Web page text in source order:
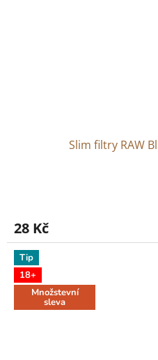
Slim filtry RAW
28 Kč
Tip
18+
Množstevní
sleva